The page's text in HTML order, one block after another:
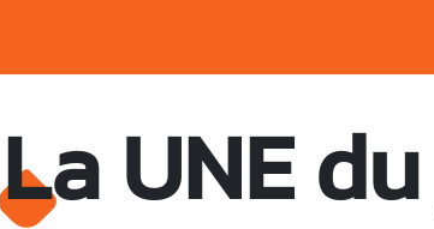
La UNE